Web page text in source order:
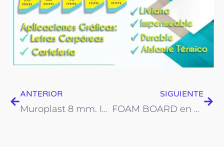
Prev
ANTERIOR
Muroplast 8 mm. Ideal para dividir espacios
SIGUIENTE
FOAM BOARD en 5mm y 10mm.